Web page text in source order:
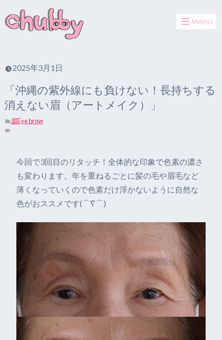
2025年3月1日
「沖縄の紫外線にも負けない！長持ちする
消えない眉（アートメイク）」
眉Eye brow
今回で3回目のリタッチ！全体的な印象で色素の濃さ
も変わります。年を重ねるごとに髪の毛や眉毛など
薄くなっていくので色素だけ浮かないように自然な
色がおススメです(⌒∇⌒)